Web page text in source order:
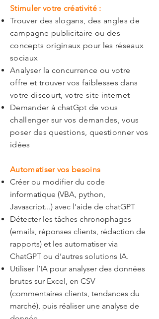
Stimuler votre créativité :
Trouver des slogans, des angles de
campagne publicitaire ou des
concepts originaux pour les réseaux
sociaux
Analyser la concurrence ou votre
offre et trouver vos faiblesses dans
votre discourt, votre site internet
Demander à chatGpt de vous
challenger sur vos demandes, vous
poser des questions, questionner vos
idées
Automatiser vos besoins
Créer ou modifier du code
informatique (VBA, python,
Javascript...) avec l'aide de chatGPT
Détecter les tâches chronophages
(emails, réponses clients, rédaction de
rapports) et les automatiser via
ChatGPT ou d’autres solutions IA.
Utiliser l’IA pour analyser des données
brutes sur Excel, en CSV
(commentaires clients, tendances du
marché), puis réaliser une analyse de